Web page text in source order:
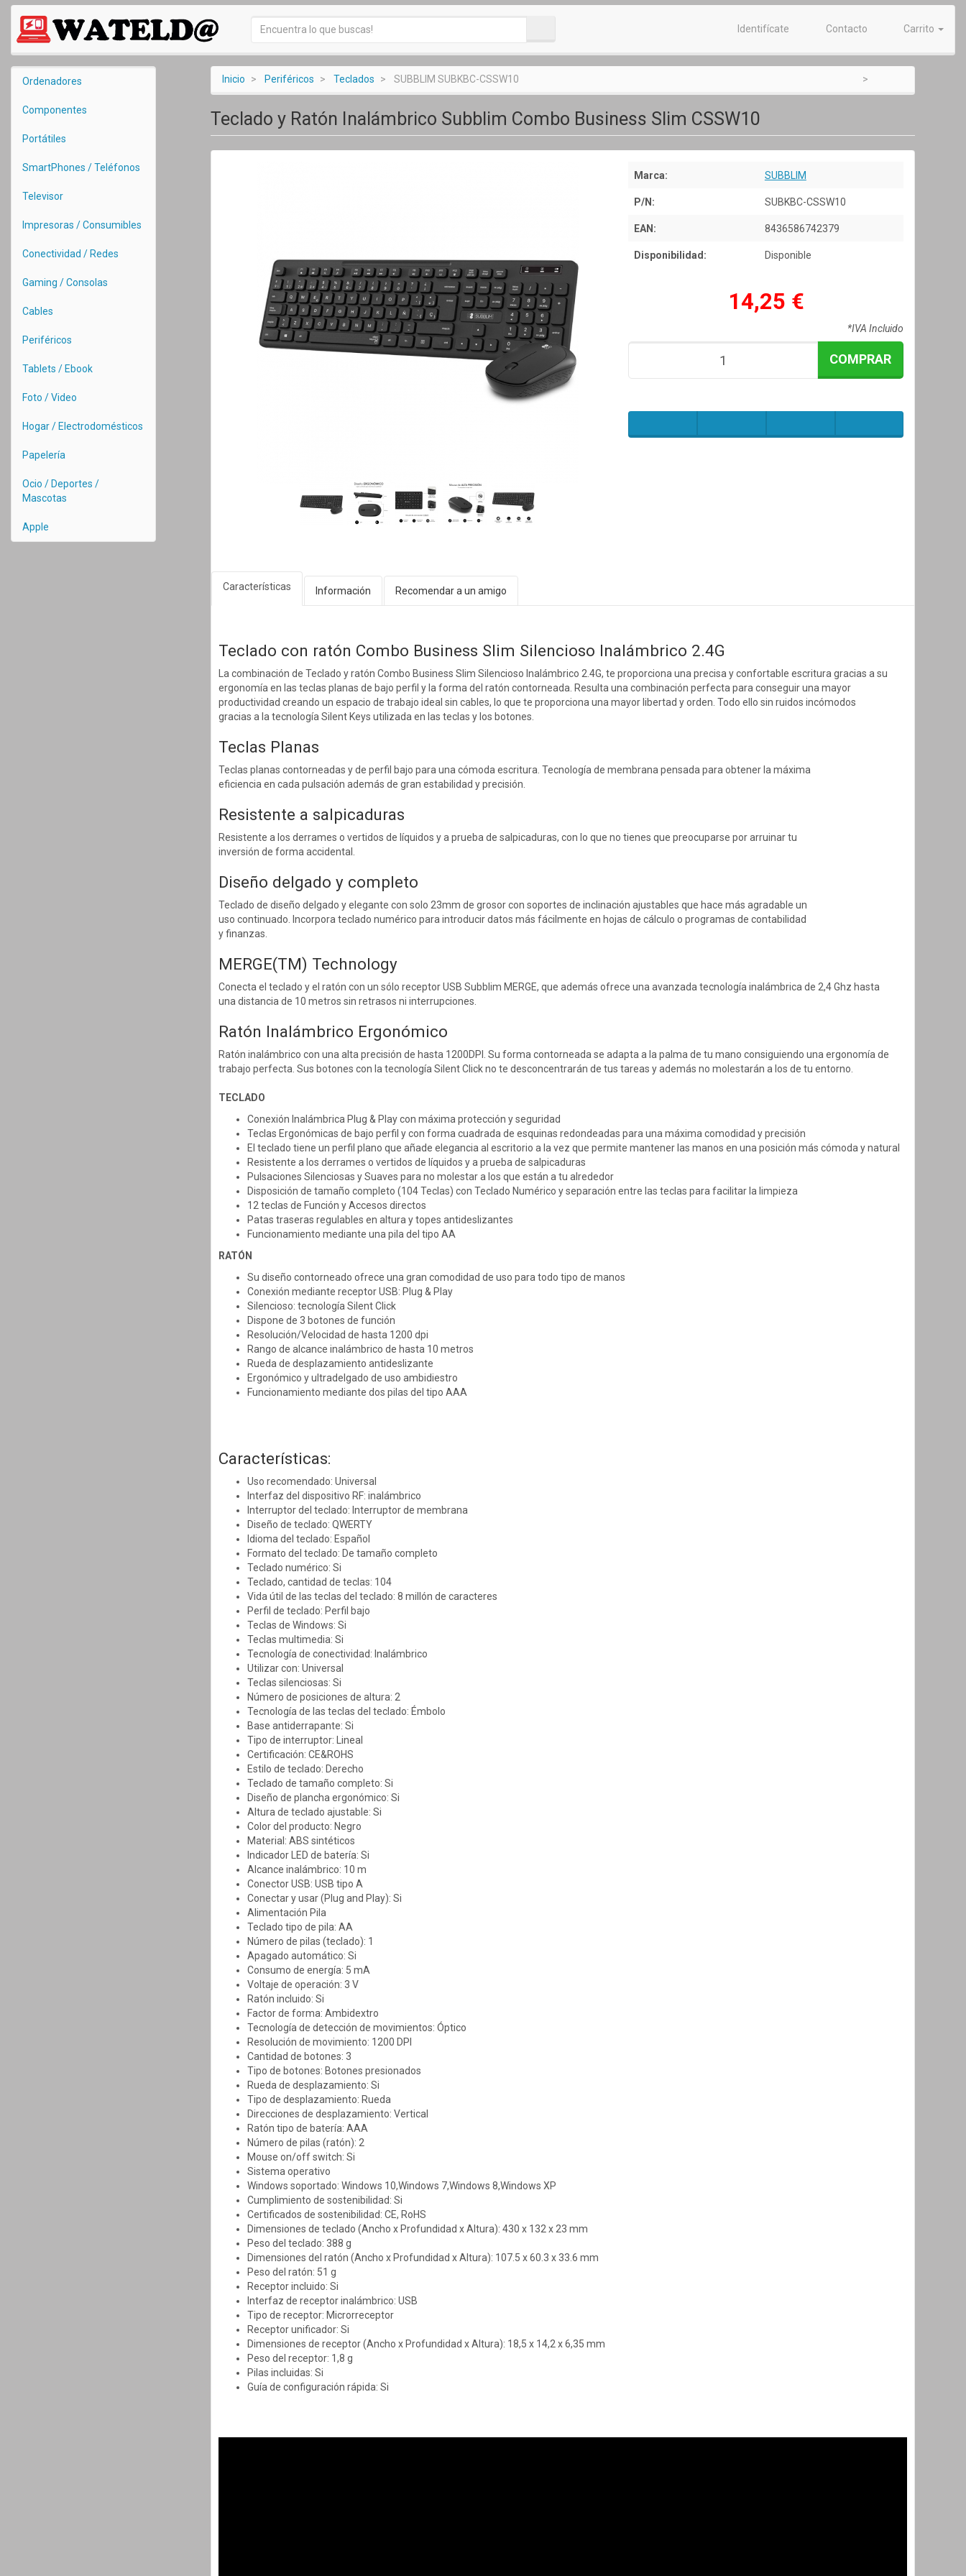
Identifícate Contacto Carrito
Ordenadores
Componentes
Portátiles
SmartPhones / Teléfonos
Televisor
Impresoras / Consumibles
Conectividad / Redes
Gaming / Consolas
Cables
Periféricos
Tablets / Ebook
Foto / Video
Hogar / Electrodomésticos
Papelería
Ocio / Deportes /
Mascotas
Apple
Inicio Periféricos Teclados SUBBLIM SUBKBC-CSSW10
Teclado y Ratón Inalámbrico Subblim Combo Business Slim CSSW10
Marca: SUBBLIM
P/N: SUBKBC-CSSW10
EAN: 8436586742379
Disponibilidad: Disponible
14,25 €
*IVA Incluido
COMPRAR
Características Información Recomendar a un amigo
Teclado con ratón Combo Business Slim Silencioso Inalámbrico 2.4G
La combinación de Teclado y ratón Combo Business Slim Silencioso Inalámbrico 2.4G, te proporciona una precisa y confortable escritura gracias a su
ergonomía en las teclas planas de bajo perfil y la forma del ratón contorneada. Resulta una combinación perfecta para conseguir una mayor
productividad creando un espacio de trabajo ideal sin cables, lo que te proporciona una mayor libertad y orden. Todo ello sin ruidos incómodos
gracias a la tecnología Silent Keys utilizada en las teclas y los botones.
Teclas Planas
Teclas planas contorneadas y de perfil bajo para una cómoda escritura. Tecnología de membrana pensada para obtener la máxima
eficiencia en cada pulsación además de gran estabilidad y precisión.
Resistente a salpicaduras
Resistente a los derrames o vertidos de líquidos y a prueba de salpicaduras, con lo que no tienes que preocuparse por arruinar tu
inversión de forma accidental.
Diseño delgado y completo
Teclado de diseño delgado y elegante con solo 23mm de grosor con soportes de inclinación ajustables que hace más agradable un
uso continuado. Incorpora teclado numérico para introducir datos más fácilmente en hojas de cálculo o programas de contabilidad
y finanzas.
MERGE(TM) Technology
Conecta el teclado y el ratón con un sólo receptor USB Subblim MERGE, que además ofrece una avanzada tecnología inalámbrica de 2,4 Ghz hasta
una distancia de 10 metros sin retrasos ni interrupciones.
Ratón Inalámbrico Ergonómico
Ratón inalámbrico con una alta precisión de hasta 1200DPI. Su forma contorneada se adapta a la palma de tu mano consiguiendo una ergonomía de
trabajo perfecta. Sus botones con la tecnología Silent Click no te desconcentrarán de tus tareas y además no molestarán a los de tu entorno.
TECLADO
Conexión Inalámbrica Plug & Play con máxima protección y seguridad
Teclas Ergonómicas de bajo perfil y con forma cuadrada de esquinas redondeadas para una máximacomodidad y precisión
El teclado tiene un perfil plano que añade elegancia al escritorio a la vez que permite mantener las manos en una posición más cómoda y natural
Resistente a los derrames o vertidos de líquidos y a prueba de salpicaduras
Pulsaciones Silenciosas y Suaves para no molestar a los que están a tu alrededor
Disposición de tamaño completo (104 Teclas) con Teclado Numérico y separación entre las teclas parafacilitar la limpieza
12 teclas de Función y Accesos directos
Patas traseras regulables en altura y topes antideslizantes
Funcionamiento mediante una pila del tipo AA
RATÓN
Su diseño contorneado ofrece una gran comodidad de uso para todo tipo de manos
Conexión mediante receptor USB: Plug & Play
Silencioso: tecnología Silent Click
Dispone de 3 botones de función
Resolución/Velocidad de hasta 1200 dpi
Rango de alcance inalámbrico de hasta 10 metros
Rueda de desplazamiento antideslizante
Ergonómico y ultradelgado de uso ambidiestro
Funcionamiento mediante dos pilas del tipo AAA
Características:
Uso recomendado: Universal
Interfaz del dispositivo RF: inalámbrico
Interruptor del teclado: Interruptor de membrana
Diseño de teclado: QWERTY
Idioma del teclado: Español
Formato del teclado: De tamaño completo
Teclado numérico: Si
Teclado, cantidad de teclas: 104
Vida útil de las teclas del teclado: 8 millón de caracteres
Perfil de teclado: Perfil bajo
Teclas de Windows: Si
Teclas multimedia: Si
Tecnología de conectividad: Inalámbrico
Utilizar con: Universal
Teclas silenciosas: Si
Número de posiciones de altura: 2
Tecnología de las teclas del teclado: Émbolo
Base antiderrapante: Si
Tipo de interruptor: Lineal
Certificación: CE&ROHS
Estilo de teclado: Derecho
Teclado de tamaño completo: Si
Diseño de plancha ergonómico: Si
Altura de teclado ajustable: Si
Color del producto: Negro
Material: ABS sintéticos
Indicador LED de batería: Si
Alcance inalámbrico: 10 m
Conector USB: USB tipo A
Conectar y usar (Plug and Play): Si
Alimentación Pila
Teclado tipo de pila: AA
Número de pilas (teclado): 1
Apagado automático: Si
Consumo de energía: 5 mA
Voltaje de operación: 3 V
Ratón incluido: Si
Factor de forma: Ambidextro
Tecnología de detección de movimientos: Óptico
Resolución de movimiento: 1200 DPI
Cantidad de botones: 3
Tipo de botones: Botones presionados
Rueda de desplazamiento: Si
Tipo de desplazamiento: Rueda
Direcciones de desplazamiento: Vertical
Ratón tipo de batería: AAA
Número de pilas (ratón): 2
Mouse on/off switch: Si
Sistema operativo
Windows soportado: Windows 10,Windows 7,Windows 8,Windows XP
Cumplimiento de sostenibilidad: Si
Certificados de sostenibilidad: CE, RoHS
Dimensiones de teclado (Ancho x Profundidad x Altura): 430 x 132 x 23 mm
Peso del teclado: 388 g
Dimensiones del ratón (Ancho x Profundidad x Altura): 107.5 x 60.3 x 33.6 mm
Peso del ratón: 51 g
Receptor incluido: Si
Interfaz de receptor inalámbrico: USB
Tipo de receptor: Microrreceptor
Receptor unificador: Si
Dimensiones de receptor (Ancho x Profundidad x Altura): 18,5 x 14,2 x 6,35 mm
Peso del receptor: 1,8 g
Pilas incluidas: Si
Guía de configuración rápida: Si